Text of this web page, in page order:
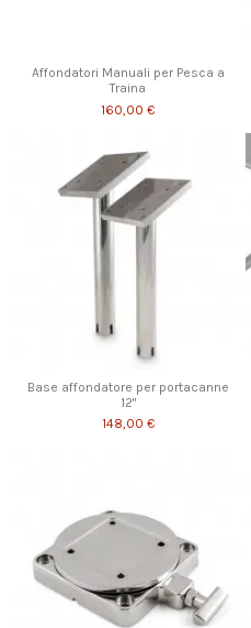
Affondatori Manuali per Pesca a
Traina
160,00 €
Base affondatore per portacanne
12"
148,00 €